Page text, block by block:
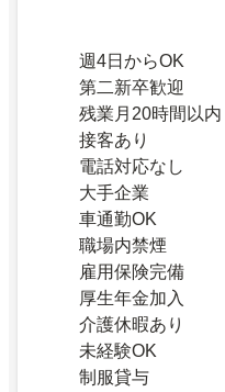
週4日からOK
第二新卒歓迎
残業月20時間以内
接客あり
電話対応なし
大手企業
車通勤OK
職場内禁煙
雇用保険完備
厚生年金加入
介護休暇あり
未経験OK
制服貸与